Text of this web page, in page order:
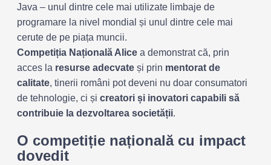
Java – unul dintre cele mai utilizate limbaje de
programare la nivel mondial și unul dintre cele mai
cerute de pe piața muncii.
Competiția Națională Alice a demonstrat că, prin
acces la resurse adecvate și prin mentorat de
calitate, tinerii români pot deveni nu doar consumatori
de tehnologie, ci și creatori și inovatori capabili să
contribuie la dezvoltarea societății.
O competiție națională cu impact
dovedit